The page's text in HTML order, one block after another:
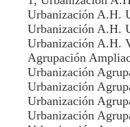
Urbanización A.H.
Urbanización A.H.
Urbanización A.H.
Agrupación
Urbanización
Urbanización
Urbanización
Urbanización